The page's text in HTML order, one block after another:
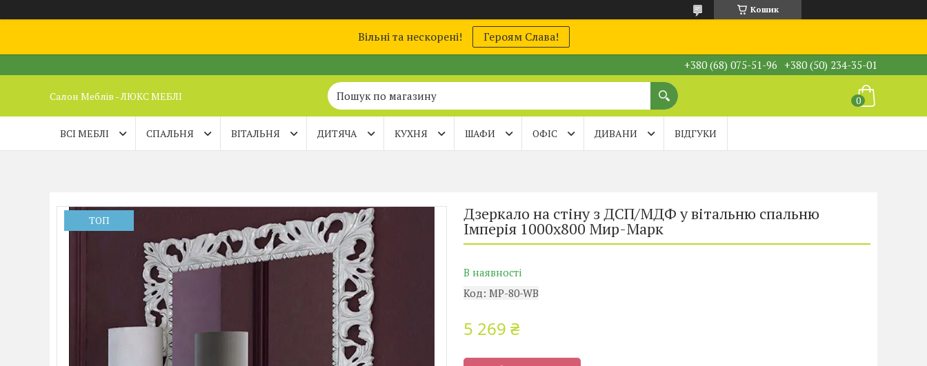
Кошик
Вільні та нескорені! Героям Слава!
+380 (68) 075-51-96 +380 (50) 234-35-01
Салон Меблів - ЛЮКС МЕБЛІ
ВСІ МЕБЛІ СПАЛЬНЯ ВІТАЛЬНЯ ДИТЯЧА КУХНЯ ШАФИ ОФІС ДИВАНИ ВІДГУКИ
ТОП Дзеркало на стіну з ДСП/МДФ у вітальню спальню
Імперія 1000х800 Мир-Марк
В наявності
Код: MP-80-WB
5 269 ₴